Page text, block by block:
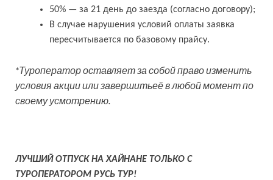
50% — за 21 день до заезда (согласно договору);
В случае нарушения условий оплаты заявка
пересчитывается по базовому прайсу.
*Туроператор оставляет за собой право изменить
условия акции или завершитьеё в любой момент по
своему усмотрению.
ЛУЧШИЙ ОТПУСК НА ХАЙНАНЕ ТОЛЬКО С
ТУРОПЕРАТОРОМ РУСЬ ТУР!